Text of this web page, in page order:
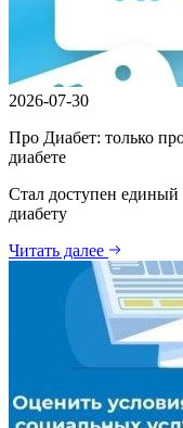
2026-07-30
Про Диабет: только
диабете
Стал доступен
диабету
Читать далее